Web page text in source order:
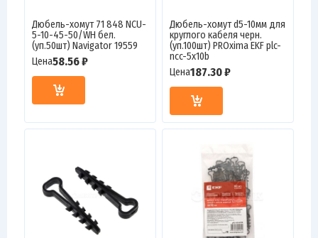
Дюбель-хомут 71 848 NCU-
5-10-45-50/WH бел.
(уп.50шт) Navigator 19559
Цена58.56 ₽
Дюбель-хомут d5-10мм для
круглого кабеля черн.
(уп.100шт) PROxima EKF plc-
ncc-5x10b
Цена187.30 ₽